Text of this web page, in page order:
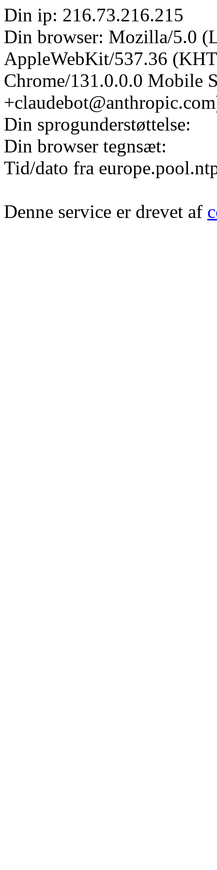
Din ip: 216.73.216.215
Din browser: Mozilla/5.0
AppleWebKit/537.36
Chrome/131.0.0.0 Mobile
Din sprogunderstøttelse:
Din browser tegnsæt:
Tid/dato fra
Denne service er drevet af